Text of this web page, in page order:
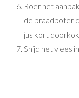
Roer het
de braadboter
jus kort
Snijd het vlees